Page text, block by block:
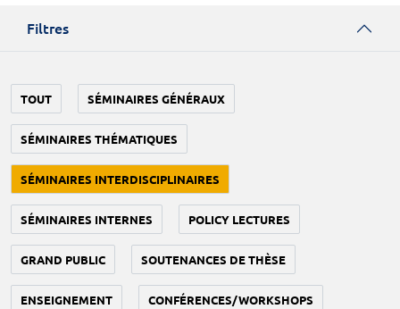
Filtres
TOUT SÉMINAIRES GÉNÉRAUX
SÉMINAIRES THÉMATIQUES
SÉMINAIRES INTERDISCIPLINAIRES
SÉMINAIRES INTERNES POLICY LECTURES
GRAND PUBLIC SOUTENANCES DE THÈSE
ENSEIGNEMENT CONFÉRENCES/WORKSHOPS